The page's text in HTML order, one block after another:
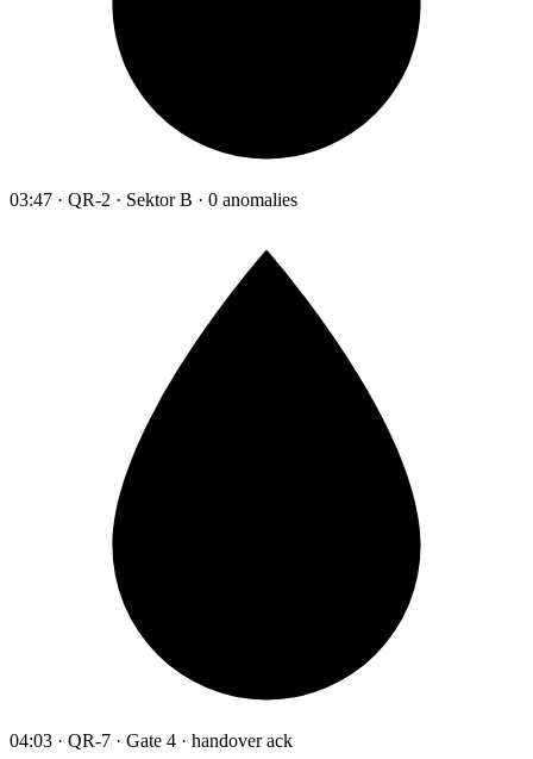
03:47 · QR-2 · Sektor B · 0 anomalies
04:03 · QR-7 · Gate 4 · handover ack